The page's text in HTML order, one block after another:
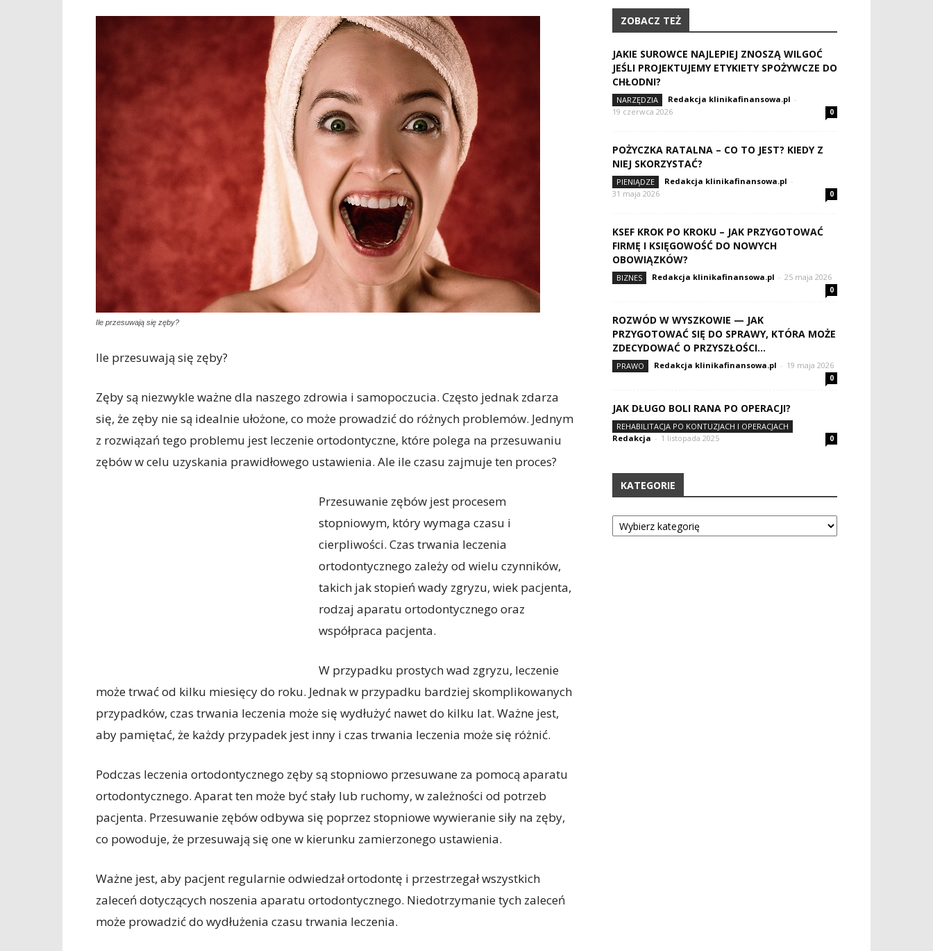
Ile przesuwają się zęby?
Ile przesuwają się zęby?
Zęby są niezwykle ważne dla naszego zdrowia i samopoczucia. Często jednak zdarza
się, że zęby nie są idealnie ułożone, co może prowadzić do różnych problemów. Jednym
z rozwiązań tego problemu jest leczenie ortodontyczne, które polega na przesuwaniu
zębów w celu uzyskania prawidłowego ustawienia. Ale ile czasu zajmuje ten proces?
Przesuwanie zębów jest procesem
stopniowym, który wymaga czasu i
cierpliwości. Czas trwania leczenia
ortodontycznego zależy od wielu czynników,
takich jak stopień wady zgryzu, wiek pacjenta,
rodzaj aparatu ortodontycznego oraz
współpraca pacjenta.
W przypadku prostych wad zgryzu, leczenie
może trwać od kilku miesięcy do roku. Jednak w przypadku bardziej skomplikowanych
przypadków, czas trwania leczenia może się wydłużyć nawet do kilku lat. Ważne jest,
aby pamiętać, że każdy przypadek jest inny i czas trwania leczenia może się różnić.
Podczas leczenia ortodontycznego zęby są stopniowo przesuwane za pomocą aparatu
ortodontycznego. Aparat ten może być stały lub ruchomy, w zależności od potrzeb
pacjenta. Przesuwanie zębów odbywa się poprzez stopniowe wywieranie siły na zęby,
co powoduje, że przesuwają się one w kierunku zamierzonego ustawienia.
Ważne jest, aby pacjent regularnie odwiedzał ortodontę i przestrzegał wszystkich
zaleceń dotyczących noszenia aparatu ortodontycznego. Niedotrzymanie tych zaleceń
może prowadzić do wydłużenia czasu trwania leczenia.
ZOBACZ TEŻ
JAKIE SUROWCE NAJLEPIEJ ZNOSZĄ WILGOĆ
JEŚLI PROJEKTUJEMY ETYKIETY SPOŻYWCZE DO
CHŁODNI?
NARZĘDZIA Redakcja klinikafinansowa.pl -
19 czerwca 2026
0
POŻYCZKA RATALNA – CO TO JEST? KIEDY Z
NIEJ SKORZYSTAĆ?
PIENIĄDZE Redakcja klinikafinansowa.pl -
31 maja 2026
0
KSEF KROK PO KROKU – JAK PRZYGOTOWAĆ
FIRMĘ I KSIĘGOWOŚĆ DO NOWYCH
OBOWIĄZKÓW?
BIZNES Redakcja klinikafinansowa.pl - 25 maja 2026
0
ROZWÓD W WYSZKOWIE — JAK
PRZYGOTOWAĆ SIĘ DO SPRAWY, KTÓRA MOŻE
ZDECYDOWAĆ O PRZYSZŁOŚCI...
PRAWO Redakcja klinikafinansowa.pl - 19 maja 2026
0
JAK DŁUGO BOLI RANA PO OPERACJI?
REHABILITACJA PO KONTUZJACH I OPERACJACH
Redakcja - 1 listopada 2025 0
KATEGORIE
Kategorie